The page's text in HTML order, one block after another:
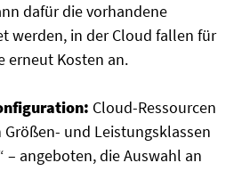
dafür die vorhandene
werden, in der Cloud fallen für
erneut Kosten an.
Cloud-Ressourcen
und Leistungsklassen
– angeboten, die Auswahl an